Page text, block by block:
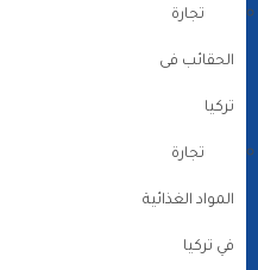
تجارة
الحقائب فى
تركيا
تجارة
المواد الغذائية
في تركيا